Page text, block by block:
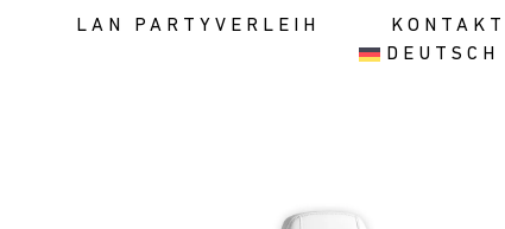
LAN PARTYVERLEIH
KONTAKT
DEUTSCH